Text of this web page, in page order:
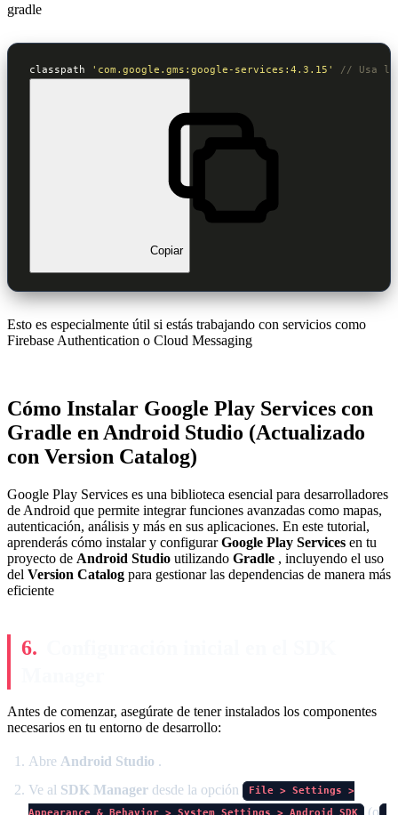
gradle
classpath 'com.google.gms:google-services:4.3.15' // Usa la
Copiar
Esto es especialmente útil si estás trabajando con servicios como
Firebase Authentication o Cloud Messaging
Cómo Instalar Google Play Services con
Gradle en Android Studio (Actualizado
con Version Catalog)
Google Play Services es una biblioteca esencial para desarrolladores
de Android que permite integrar funciones avanzadas como mapas,
autenticación, análisis y más en sus aplicaciones. En este tutorial,
aprenderás cómo instalar y configurarGoogle Play Services en tu
proyecto de Android Studio utilizando Gradle , incluyendo el uso
del Version Catalog para gestionar las dependencias de manera más
eficiente
Antes de comenzar, asegúrate de tener instalados los componentes
necesarios en tu entorno de desarrollo:
Abre Android Studio .
Ve al SDK Manager desde la opción
File > Settings >
(o